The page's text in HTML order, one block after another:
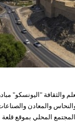
والثقافة "اليونسكو"
والمعادن
المحلي بموقع قلعة